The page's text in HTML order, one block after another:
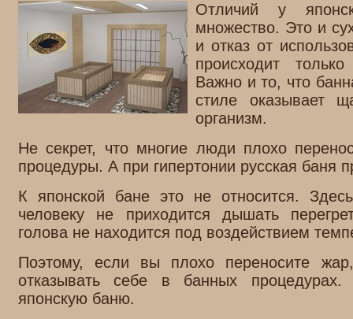
Отличий у
множество. Это и
и отказ от
происходит
Важно и то, что
стиле оказывает
организм.
Не секрет, что многие люди плохо
процедуры. А при гипертонии русская баня
К японской бане это не относится.
человеку не приходится дышать
голова не находится под воздействием
Поэтому, если вы плохо переносите
отказывать себе в банных
японскую баню.